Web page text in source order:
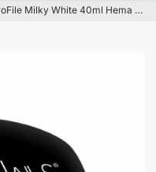
Milky White 40ml Hema Free